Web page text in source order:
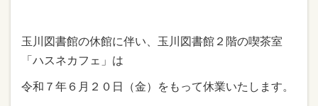
玉川図書館の休館に伴い、玉川図書館２階の喫茶室
「ハスネカフェ」は
令和７年６月２０日（金）をもって休業いたします。